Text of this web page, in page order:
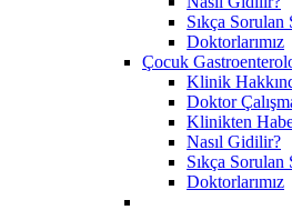
Sıkça Sorulan
Doktorlarımız
Çocuk
Klinik
Doktor
Klinikten
Nasıl Gidilir?
Sıkça Sorulan
Doktorlarımız